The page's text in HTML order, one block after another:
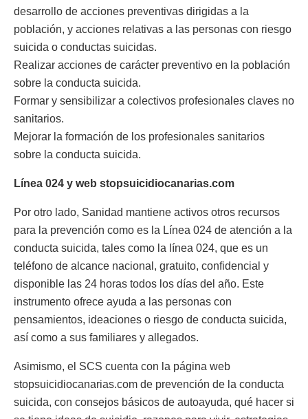
desarrollo de acciones preventivas dirigidas a la
población, y acciones relativas a las personas con riesgo
suicida o conductas suicidas.
Realizar acciones de carácter preventivo en la población
sobre la conducta suicida.
Formar y sensibilizar a colectivos profesionales claves no
sanitarios.
Mejorar la formación de los profesionales sanitarios
sobre la conducta suicida.
Línea 024 y web stopsuicidiocanarias.com
Por otro lado, Sanidad mantiene activos otros recursos
para la prevención como es la Línea 024 de atención a la
conducta suicida, tales como la línea 024, que es un
teléfono de alcance nacional, gratuito, confidencial y
disponible las 24 horas todos los días del año. Este
instrumento ofrece ayuda a las personas con
pensamientos, ideaciones o riesgo de conducta suicida,
así como a sus familiares y allegados.
Asimismo, el SCS cuenta con la página web
stopsuicidiocanarias.com de prevención de la conducta
suicida, con consejos básicos de autoayuda, qué hacer si